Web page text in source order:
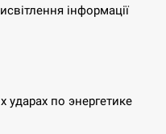
інформації
ударах по энергетике